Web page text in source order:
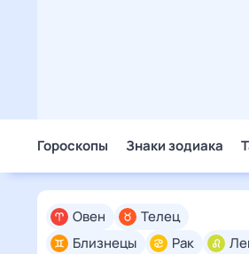
Гороскопы Знаки зодиака
Овен
Телец
Близнецы
Рак